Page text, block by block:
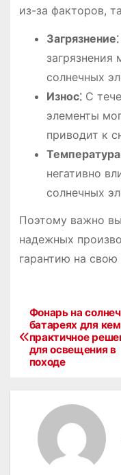
из-за факторов,
Загрязнение⁚
загрязнения
солнечных
Износ⁚С
элементы
приводит к
негативно
солнечных
Поэтому важно
надежных
гарантию на
Н
а
Фонарь на
батареях для
практичное
для освещения в
походе